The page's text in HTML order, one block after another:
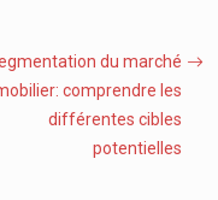
du marché
comprendre les
différentes cibles
potentielles